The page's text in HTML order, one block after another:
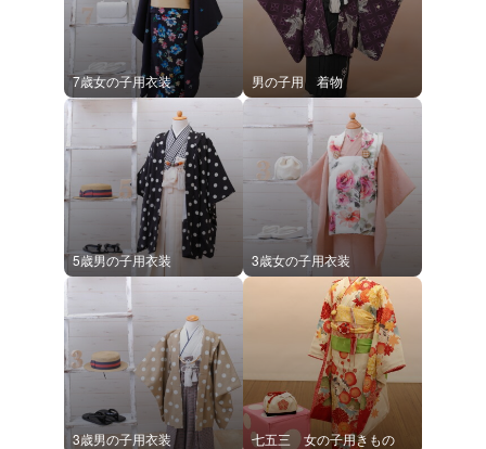
7歳女の子用衣装 男の子用 着物
5歳男の子用衣装 3歳女の子用衣装
3歳男の子用衣装 七五三 女の子用きもの